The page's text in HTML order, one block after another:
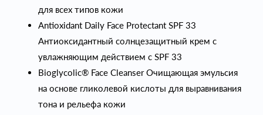
для всех типов кожи
Antioxidant Daily Face Protectant SPF 33
Антиоксидантный солнцезащитный крем с
увлажняющим действием с SPF 33
Bioglycolic® Face Cleanser Очищающая эмульсия
на основе гликолевой кислоты для выравнивания
тона и рельефа кожи